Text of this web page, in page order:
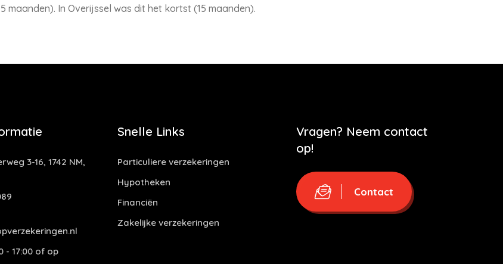
maanden). In Overijssel was dit het kortst (15 maanden).
3-16, 1742 NM,
- 17:00 of op
Snelle Links
Particuliere verzekeringen
Hypotheken
Financiën
Zakelijke verzekeringen
Vragen? Neem contact
op!
Contact